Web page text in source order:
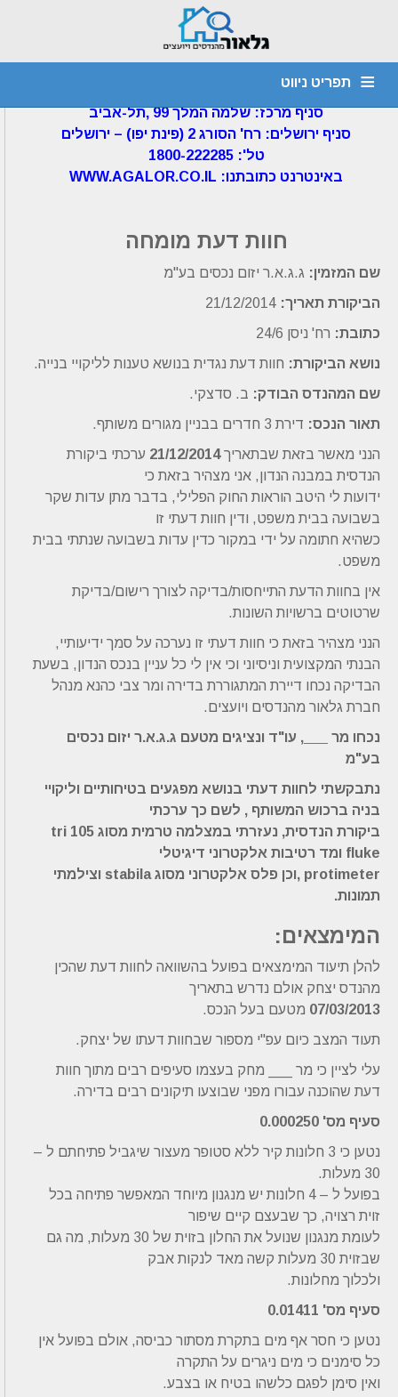
תפריט ניווט
יועץ איטום חוות דעת הנדסית מהנדס קונסטרוקציה
חוות דעת הנדסית »חוות דעת
גלאור מהנדסים ויועצים בע"מ
סניף מרכז: שלמה המלך 99 ,תל-אביב
סניף ירושלים: רח' הסורג 2 (פינת יפו) – ירושלים
1800-222285 :'טל
WWW.AGALOR.CO.IL :באינטרנט כתובתנו
חוות דעת מומחה
שם המזמין: ג.ג.א.ר יזום נכסים בע"מ
הביקורת תאריך: 21/12/2014
כתובת: רח' ניסן 24/6
נושא הביקורת: חוות דעת נגדית בנושא טענות לליקויי בנייה.
שם המהנדס הבודק: ב. סדצקי.
תאור הנכס: דירת 3 חדרים בבניין מגורים משותף.
הנני מאשר בזאת שבתאריך21/12/2014 ערכתי ביקורת
הנדסית במבנה הנדון, אני מצהיר בזאת כי
ידועות לי היטב הוראות החוק הפלילי, בדבר מתן עדות שקר
בשבועה בבית משפט, ודין חוות דעתי זו
כשהיא חתומה על ידי במקור כדין עדות בשבועה שנתתי בבית
משפט.
אין בחוות הדעת התייחסות/בדיקה לצורך רישום/בדיקת
שרטוטים ברשויות השונות.
הנני מצהיר בזאת כי חוות דעתי זו נערכה על סמך ידיעותיי,
הבנתי המקצועית וניסיוני וכי אין לי כל עניין בנכס הנדון, בשעת
הבדיקה נכחו דיירת המתגוררת בדירה ומר צבי כהנא מנהל
חברת גלאור מהנדסים ויועצים.
נכחו מר ___, עו"ד ונציגים מטעם ג.ג.א.ר יזום נכסים
בע"מ
נתבקשתי לחוות דעתי בנושא מפגעים בטיחותיים וליקויי
בניה ברכוש המשותף , לשם כך ערכתי
ביקורת הנדסית, נעזרתי במצלמה טרמית מסוג 105 tri
fluke ומד רטיבות אלקטרוני דיגיטלי
protimeter ,וכן פלס אלקטרוני מסוג stabila וצילמתי
תמונות.
המימצאים:
להלן תיעוד המימצאים בפועל בהשוואה לחוות דעת שהכין
מהנדס יצחק אולם נדרש בתאריך
07/03/2013 מטעם בעל הנכס.
תעוד המצב כיום עפ"י מספור שבחוות דעתו של יצחק.
עלי לציין כי מר ___ מחק בעצמו סעיפים רבים מתוך חוות
דעת שהוכנה עבורו מפני שבוצעו תיקונים רבים בדירה.
סעיף מס' 0.000250
נטען כי 3 חלונות קיר ללא סטופר מעצור שיגביל פתיחתם ל –
30 מעלות.
בפועל ל – 4 חלונות יש מנגנון מיוחד המאפשר פתיחה בכל
זוית רצויה, כך שבעצם קיים שיפור
לעומת מנגנון שנועל את החלון בזוית של 30 מעלות, מה גם
שבזוית 30 מעלות קשה מאד לנקות אבק
ולכלוך מחלונות.
סעיף מס' 0.01411
נטען כי חסר אף מים בתקרת מסתור כביסה, אולם בפועל אין
כל סימנים כי מים ניגרים על התקרה
ואין סימן לפגם כלשהו בטיח או בצבע.